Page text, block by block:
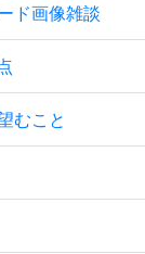
ド画像雑談
むこと